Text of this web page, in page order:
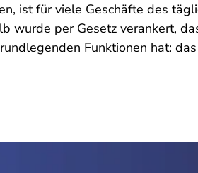
ist für viele Geschäfte des
wurde per Gesetz verankert,
Funktionen hat: